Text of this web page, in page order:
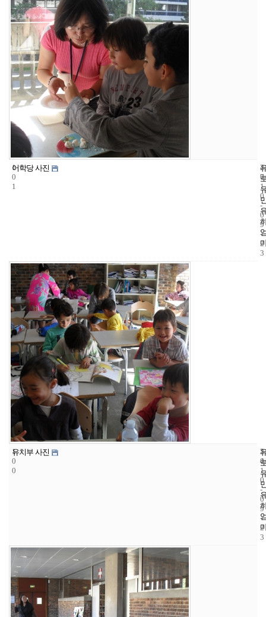
1
0
1
어학당 사진
4
7
2
0
1
0
-
0
9
-
2
3
1
0
0
유치부 사진
5
4
2
0
1
0
-
0
9
-
2
3